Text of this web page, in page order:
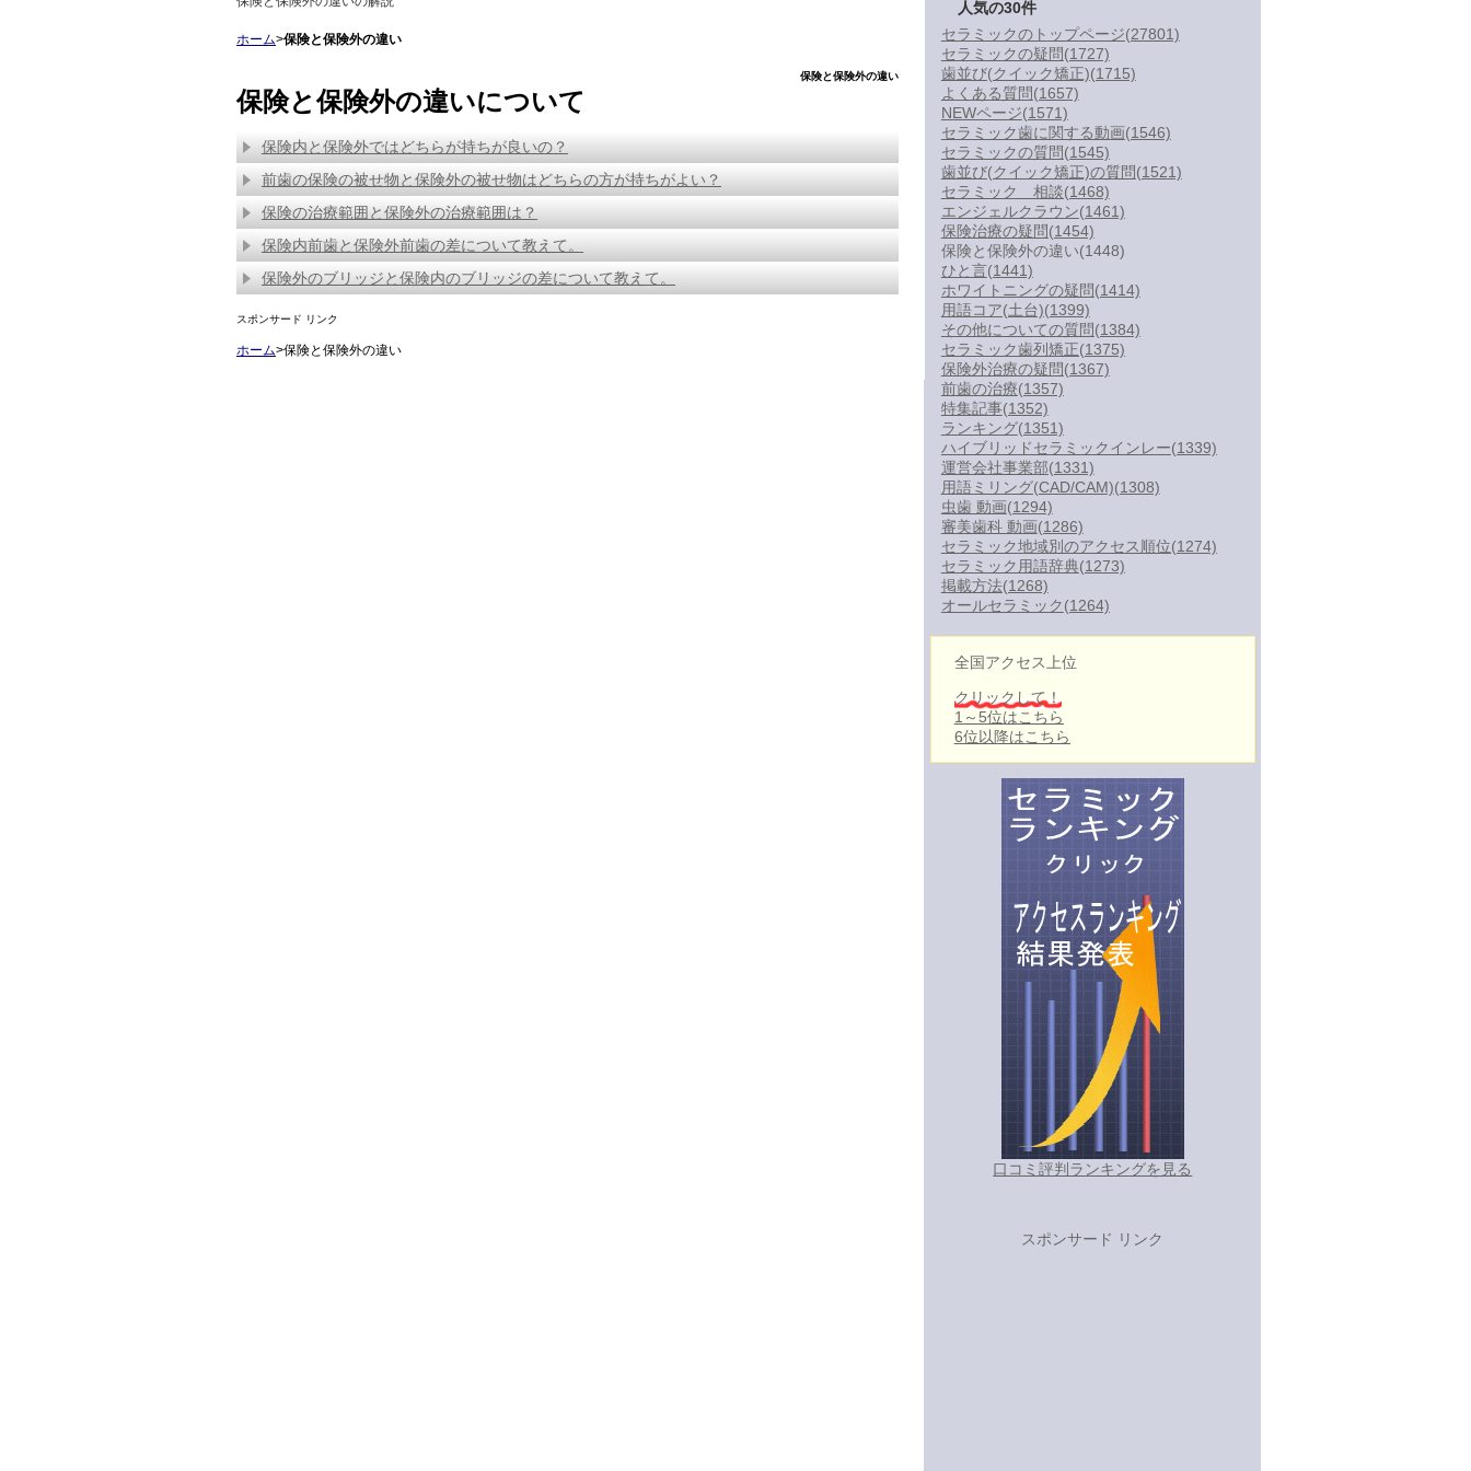
ホーム>保険と保険外の違い
保険と保険外の違い
保険と保険外の違いについて
保険内と保険外ではどちらが持ちが良いの？
前歯の保険の被せ物と保険外の被せ物はどちらの方が持ちがよい？
保険の治療範囲と保険外の治療範囲は？
保険内前歯と保険外前歯の差について教えて。
保険外のブリッジと保険内のブリッジの差について教えて。
スポンサード リンク
ホーム>保険と保険外の違い
人気の30件
セラミックのトップページ(27801)
セラミックの疑問(1727)
歯並び(クイック矯正)(1715)
よくある質問(1657)
NEWページ(1571)
セラミック歯に関する動画(1546)
セラミックの質問(1545)
歯並び(クイック矯正)の質問(1521)
セラミック 相談(1468)
エンジェルクラウン(1461)
保険治療の疑問(1454)
保険と保険外の違い(1448)
ひと言(1441)
ホワイトニングの疑問(1414)
用語コア(土台)(1399)
その他についての質問(1384)
セラミック歯列矯正(1375)
保険外治療の疑問(1367)
前歯の治療(1357)
特集記事(1352)
ランキング(1351)
ハイブリッドセラミックインレー(1339)
運営会社事業部(1331)
用語ミリング(CAD/CAM)(1308)
虫歯 動画(1294)
審美歯科 動画(1286)
セラミック地域別のアクセス順位(1274)
セラミック用語辞典(1273)
掲載方法(1268)
オールセラミック(1264)
全国アクセス上位
クリックして！
1～5位はこちら
6位以降はこちら
口コミ評判ランキングを見る
スポンサード リンク